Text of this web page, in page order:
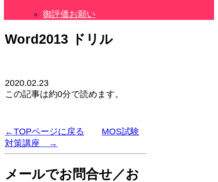
御評価お願い
Word2013 ドリル
2020.02.23
この記事は約0分で読めます。
←TOPページに戻る
MOS試験
対策講座 →
メールでお問合せ／お